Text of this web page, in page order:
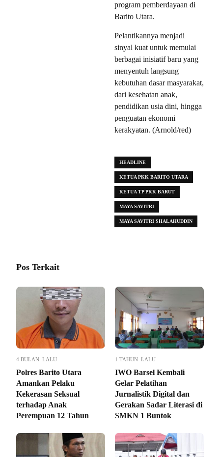
program pemberdayaan di
Barito Utara.
Pelantikannya menjadi
sinyal kuat untuk memulai
berbagai inisiatif baru yang
menyentuh langsung
kebutuhan dasar masyarakat,
dari kesehatan anak,
pendidikan usia dini, hingga
penguatan ekonomi
kerakyatan. (Arnold/red)
HEADLINE
KETUA PKK BARITO UTARA
KETUA TP PKK BARUT
MAYA SAVITRI
MAYA SAVITRI SHALAHUDDIN
Pos Terkait
4 BULAN LALU
Polres Barito Utara
Amankan Pelaku
Kekerasan Seksual
terhadap Anak
Perempuan 12 Tahun
1 TAHUN LALU
IWO Barsel Kembali
Gelar Pelatihan
Jurnalistik Digital dan
Gerakan Sadar Literasi di
SMKN 1 Buntok